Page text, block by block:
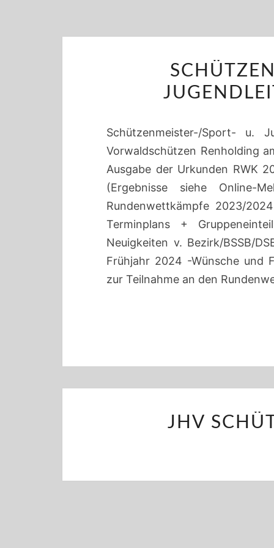
Schützenmeister-/Sport- u.
Vorwaldschützen Renholding
Ausgabe der Urkunden RWK
(Ergebnisse siehe Online-
Rundenwettkämpfe 2023/
Terminplans +
Neuigkeiten v. Bezirk/BSSB/
Frühjahr 2024 -Wünsche und
zur Teilnahme an den
JHV